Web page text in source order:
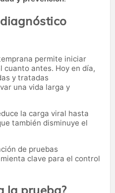
permite iniciar
antes. Hoy en día,
y tratadas
una vida larga y
la carga viral hasta
también disminuye el
de pruebas
clave para el control
la prueba?